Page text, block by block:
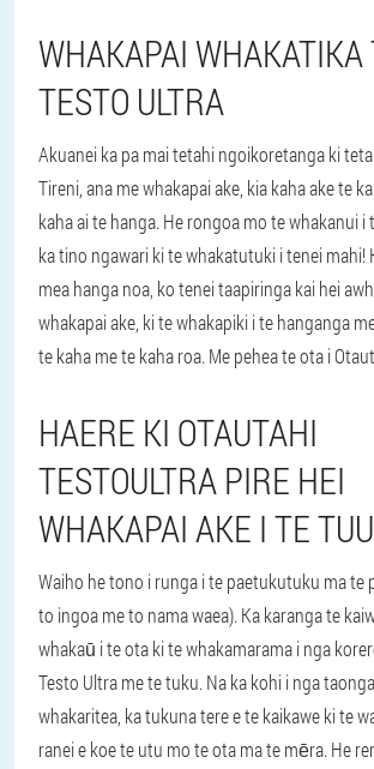
WHAKAPAI WHAKATIKA
TESTO ULTRA
Akuanei ka pa mai tetahi ngoikoretanga ki
Tireni, ana me whakapai ake, kia kaha ake te
kaha ai te hanga. He rongoa mo te whakanui i
ka tino ngawari ki te whakatutuki i tenei mahi!
mea hanga noa, ko tenei taapiringa kai hei
whakapai ake, ki te whakapiki i te hanganga
te kaha me te kaha roa. Me pehea te ota i
HAERE KI OTAUTAHI
TESTOULTRA PIRE HEI
WHAKAPAI AKE I TE
Waiho he tono i runga i te paetukutuku ma te
to ingoa me to nama waea). Ka karanga te
whakaū i te ota ki te whakamarama i nga
Testo Ultra me te tuku. Na ka kohi i nga
whakaritea, ka tukuna tere e te kaikawe ki te
ranei e koe te utu mo te ota ma te mēra. He